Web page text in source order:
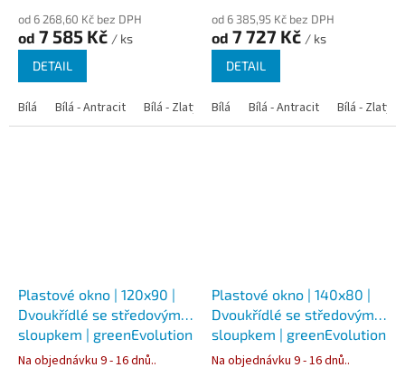
od 6 268,60 Kč bez DPH
od 7 585 Kč / ks
DETAIL
Bílá Bílá - Antracit Bílá - Zlatý dub Bílá - Tmavý dub Bílá -
od 6 385,95 Kč bez DPH
od 7 727 Kč / ks
DETAIL
Bílá Bílá - Antracit Bílá - Zlatý
Plastové okno | 120x90 |
Dvoukřídlé se středovým
sloupkem | greenEvolution
76
Na objednávku 9 - 16 dnů..
Plastové okno | 140x80 |
Dvoukřídlé se středovým
sloupkem | greenEvolution
76
Na objednávku 9 - 16 dnů..